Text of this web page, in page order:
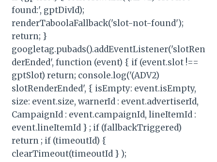
found:', gptDivId);
renderTaboolaFallback('slot-not-found');
return; }
googletag.pubads().addEventListener('slotRen
derEnded', function (event) { if (event.slot !==
gptSlot) return; console.log('(ADV2)
slotRenderEnded', { isEmpty: event.isEmpty,
size: event.size, warnerId : event.advertiserId,
CampaignId : event.campaignId, lineItemId :
event.lineItemId } ; if (fallbackTriggered)
return ; if (timeoutId) {
clearTimeout(timeoutId } );